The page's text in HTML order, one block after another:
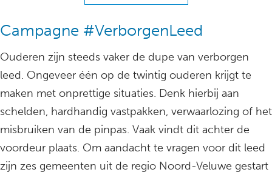
Campagne #VerborgenLeed
Ouderen zijn steeds vaker de dupe van verborgen
leed. Ongeveer één op de twintig ouderen krijgt te
maken met onprettige situaties. Denk hierbij aan
schelden, hardhandig vastpakken, verwaarlozing of het
misbruiken van de pinpas. Vaak vindt dit achter de
voordeur plaats. Om aandacht te vragen voor dit leed
zijn zes gemeenten uit de regio Noord-Veluwe gestart